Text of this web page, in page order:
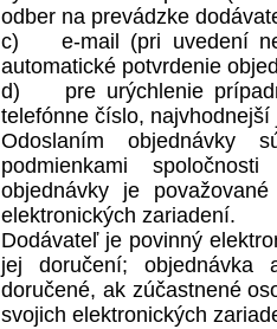
odber na prevádzke
c) e-mail (pri uvedení
automatické potvrdenie
d) pre urýchlenie
telefónne číslo, najvhodnejší
Odoslaním objednávky
podmienkami
objednávky je
elektronických zariadení.
Dodávateľ je povinný
jej doručení;
doručené, ak zúčastnené
svojich elektronických